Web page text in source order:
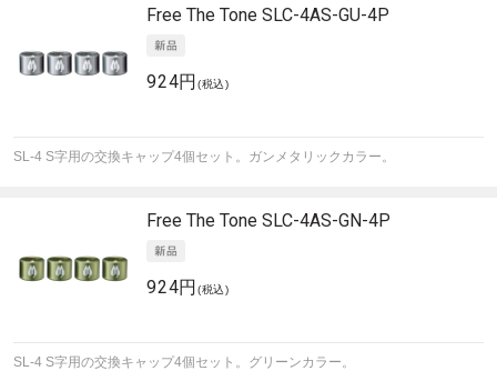
Free The Tone SLC-4AS-GU-4P
924円(税込)
SL-4 S字用の交換キャップ4個セット。ガンメタリックカラー。
Free The Tone SLC-4AS-GN-4P
924円(税込)
SL-4 S字用の交換キャップ4個セット。グリーンカラー。